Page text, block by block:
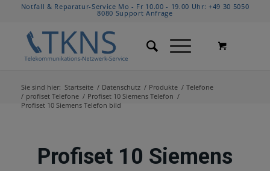
Notfall & Reparatur-Service Mo - Fr 10.00 - 19.00 Uhr:+49 30 5050
8080 Support Anfrage
Sie sind hier: Startseite / Datenschutz / Produkte / Telefone
/ profiset Telefone / Profiset 10 Siemens Telefon /
Profiset 10 Siemens Telefon bild
Profiset 10 Siemens